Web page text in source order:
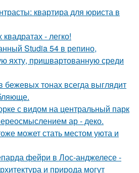
квартира для юриста в
- легко!
Studia 54 в репино,
яхту, пришвартованную среди
бежевых тонах всегда выглядит
с видом на центральный парк
ар - деко.
может стать местом уюта и
фейри в Лос-анджелесе -
и природа могут